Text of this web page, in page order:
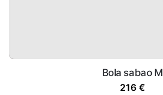
Bola sabao M
216 €